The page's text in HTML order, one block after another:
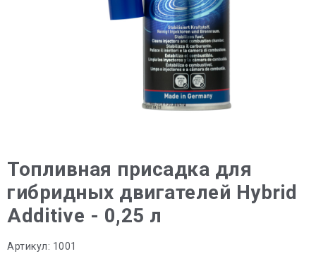
Топливная присадка для
гибридных двигателей Hybrid
Additive - 0,25 л
Артикул: 1001